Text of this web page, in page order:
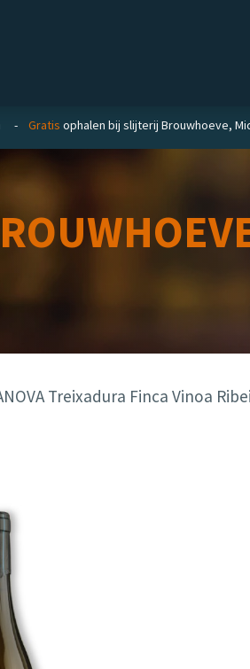
- Gratis ophalen bij slijterij Brouwhoeve,
Treixadura Finca Vinoa